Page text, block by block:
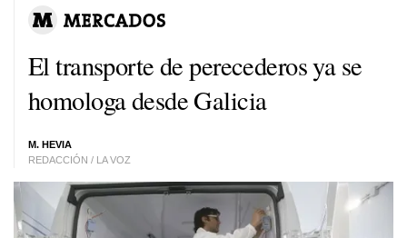
El transporte de perecederos ya se
homologa desde Galicia
M. HEVIA
REDACCIÓN / LA VOZ